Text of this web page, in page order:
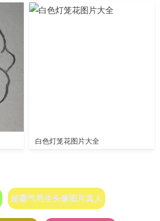
白色灯笼花图片大全
超霸气男生头像图片真人